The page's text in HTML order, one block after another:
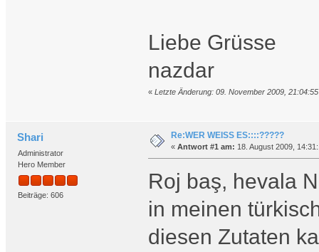
Liebe Grüsse
nazdar
« Letzte Änderung: 09. November 2009,
Shari
Administrator
Hero Member
Beiträge: 606
Re:WER WEISS ES::::?????
« Antwort #1 am: 18. August 2009,
Roj baş, hevala
in meinen
diesen Zutaten